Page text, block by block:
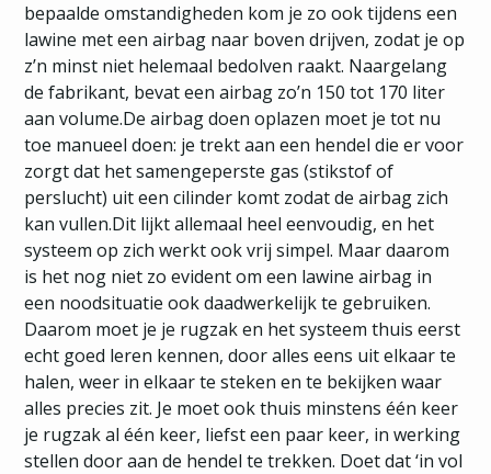
bepaalde omstandigheden kom je zo ook tijdens een
lawine met een airbag naar boven drijven, zodat je op
z’n minst niet helemaal bedolven raakt. Naargelang
de fabrikant, bevat een airbag zo’n 150 tot 170 liter
aan volume.De airbag doen oplazen moet je tot nu
toe manueel doen: je trekt aan een hendel die er voor
zorgt dat het samengeperste gas (stikstof of
perslucht) uit een cilinder komt zodat de airbag zich
kan vullen.Dit lijkt allemaal heel eenvoudig, en het
systeem op zich werkt ook vrij simpel. Maar daarom
is het nog niet zo evident om een lawine airbag in
een noodsituatie ook daadwerkelijk te gebruiken.
Daarom moet je je rugzak en het systeem thuis eerst
echt goed leren kennen, door alles eens uit elkaar te
halen, weer in elkaar te steken en te bekijken waar
alles precies zit. Je moet ook thuis minstens één keer
je rugzak al één keer, liefst een paar keer, in werking
stellen door aan de hendel te trekken. Doet dat ‘in vol